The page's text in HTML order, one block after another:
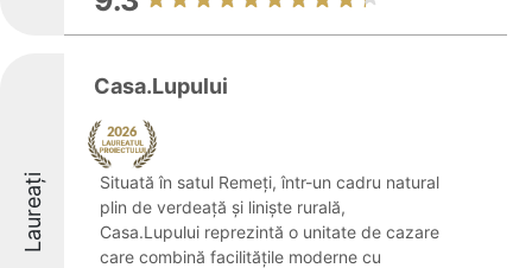
Laureați
Casa.Lupului
Situată în satul Remeți, într-un cadru natural
plin de verdeață și liniște rurală,
Casa.Lupului reprezintă o unitate de cazare
care combină facilitățile moderne cu